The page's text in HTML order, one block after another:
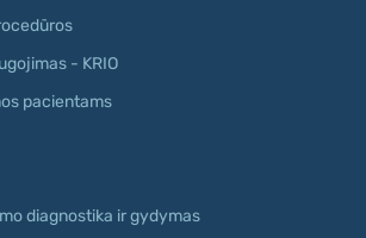
- KRIO
pacientams
diagnostika ir gydymas